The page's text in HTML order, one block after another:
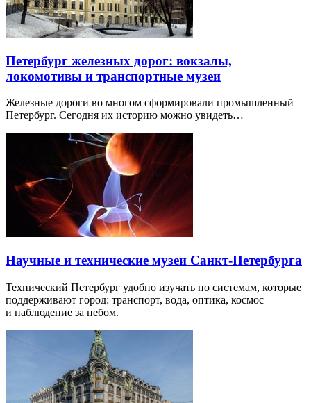
Петербург железных дорог: вокзалы,
локомотивы и транспортные музеи
Железные дороги во многом сформировали промышленный
Петербург. Сегодня их историю можно увидеть…
Научные и технические музеи Санкт-Петербурга
Технический Петербург удобно изучать по системам, которые
поддерживают город: транспорт, вода, оптика, космос
и наблюдение за небом.